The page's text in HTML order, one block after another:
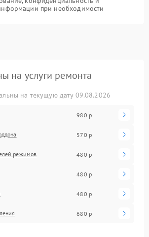
при необходимости
на услуги ремонта
на текущую дату 09.08.2026
980 р
570 р
режимов 480 р
480 р
480 р
680 р